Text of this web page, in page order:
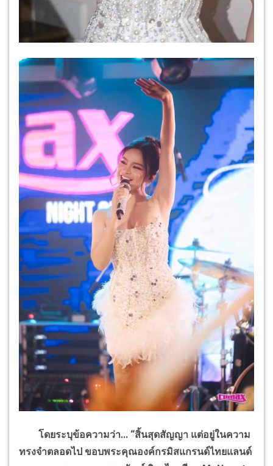
โดยระบุข้อความว่า... “สิ้นสุดสัญญา แต่อยู่ในความ
ทรงจำตลอดไป ขอบพระคุณองค์กรมิสแกรนด์ไทยแลนด์